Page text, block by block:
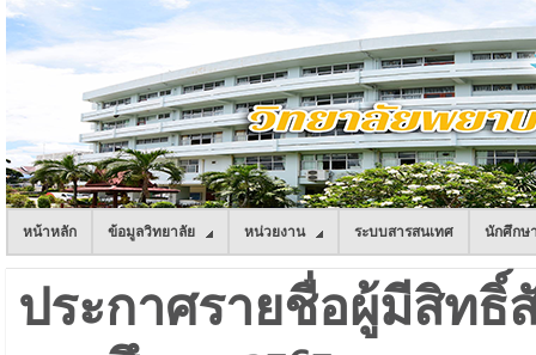
หน้าหลัก ข้อมูลวิทยาลัย หน่วยงาน ระบบสารสนเทศ นักศึกษ
ประกาศรายชื่อผู้มีสิทธิ์